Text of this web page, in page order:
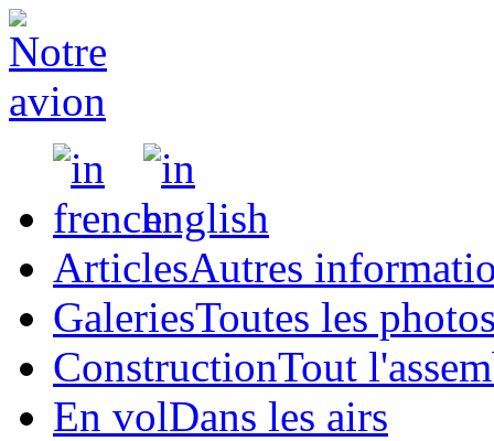
ArticlesAutres
GaleriesToutes les
ConstructionTout
En volDans les airs